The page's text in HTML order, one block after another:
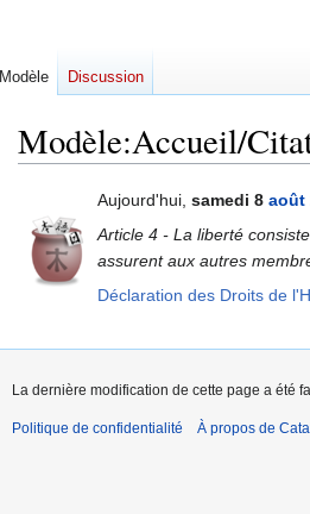
Modèle:Accueil/
navigation
recherche
Aujourd'hui, samedi 8 août
Article 4 - La liberté
assurent aux autres
Déclaration des Droits de
Modèle Discussion
La dernière modification de cette page a été
Politique de confidentialité À propos de